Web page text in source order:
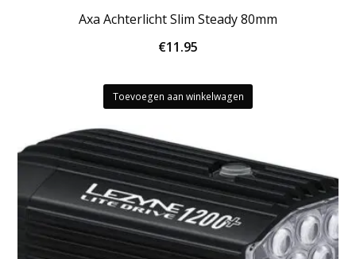
Axa Achterlicht Slim Steady 80mm
€11.95
Toevoegen aan winkelwagen